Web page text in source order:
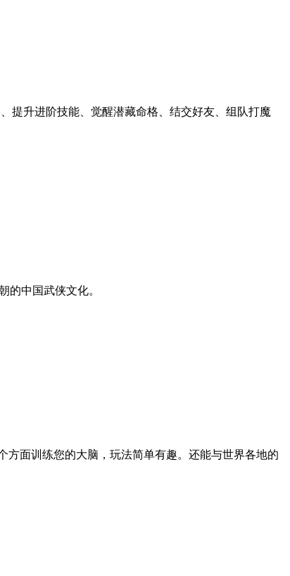
提升进阶技能、觉醒潜藏命格、结交好友、组队打魔
的中国武侠文化。
方面训练您的大脑，玩法简单有趣。还能与世界各地的